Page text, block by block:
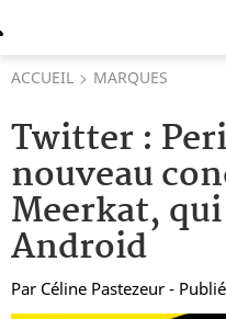
ACCUEIL MARQUES
Twitter :
nouveau
Meerkat,
Android
Par Céline Pastezeur -